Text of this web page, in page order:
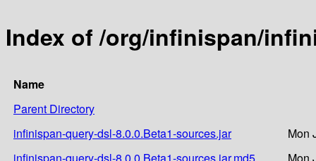
Index of /org/infinispan/
Name
Parent Directory
infinispan-query-dsl-8.0.0.Beta1-sources.jar
Mon
infinispan-query-dsl-8.0.0.Beta1-sources.jar.md5
Mon